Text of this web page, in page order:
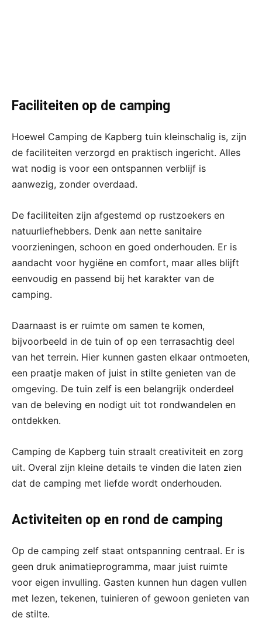
Faciliteiten op de camping
Hoewel Camping de Kapberg tuin kleinschalig is, zijn
de faciliteiten verzorgd en praktisch ingericht. Alles
wat nodig is voor een ontspannen verblijf is
aanwezig, zonder overdaad.
De faciliteiten zijn afgestemd op rustzoekers en
natuurliefhebbers. Denk aan nette sanitaire
voorzieningen, schoon en goed onderhouden. Er is
aandacht voor hygiëne en comfort, maar alles blijft
eenvoudig en passend bij het karakter van de
camping.
Daarnaast is er ruimte om samen te komen,
bijvoorbeeld in de tuin of op een terrasachtig deel
van het terrein. Hier kunnen gasten elkaar ontmoeten,
een praatje maken of juist in stilte genieten van de
omgeving. De tuin zelf is een belangrijk onderdeel
van de beleving en nodigt uit tot rondwandelen en
ontdekken.
Camping de Kapberg tuin straalt creativiteit en zorg
uit. Overal zijn kleine details te vinden die laten zien
dat de camping met liefde wordt onderhouden.
Activiteiten op en rond de camping
Op de camping zelf staat ontspanning centraal. Er is
geen druk animatieprogramma, maar juist ruimte
voor eigen invulling. Gasten kunnen hun dagen vullen
met lezen, tekenen, tuinieren of gewoon genieten van
de stilte.